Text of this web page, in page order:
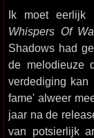
Ik moet eerlijk
Whispers Of
Shadows had
de melodieuze
verdediging kan
fame' alweer
jaar na de
van potsierlijk